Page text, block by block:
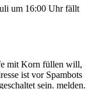
um 16:00 Uhr fällt
mit Korn füllen will,
ist vor Spambots
sein. melden.